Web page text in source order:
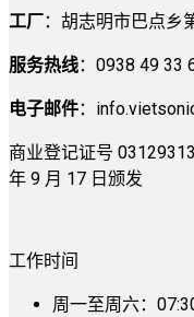
工厂：胡志明市巴点乡
服务热线：0938 49 33
电子邮件：
商业登记证号
年 9 月 17 日颁发
工作时间
周一至周六：